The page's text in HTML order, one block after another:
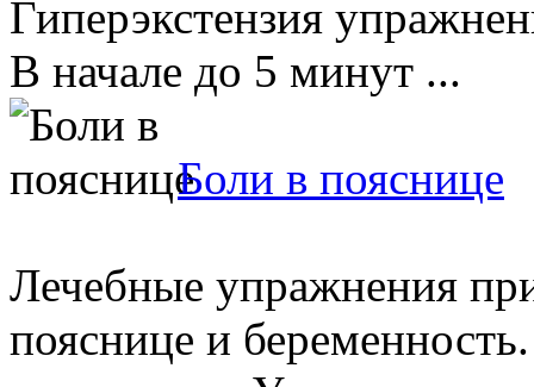
Гиперэкстензия
В начале до 5 минут ...
Боли в пояснице
Лечебные упражнения
пояснице и